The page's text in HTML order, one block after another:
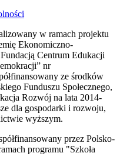
w ramach projektu
Ekonomiczno-
Centrum Edukacji
nr
ze środków
Funduszu Społecznego,
Rozwój na lata 2014-
dla gospodarki i rozwoju,
wyższym.
przez Polsko-
programu "Szkoła